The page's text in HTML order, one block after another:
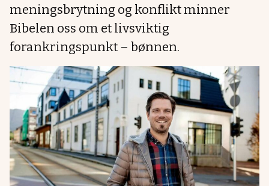
meningsbrytning og konflikt minner
Bibelen oss om et livsviktig
forankringspunkt – bønnen.